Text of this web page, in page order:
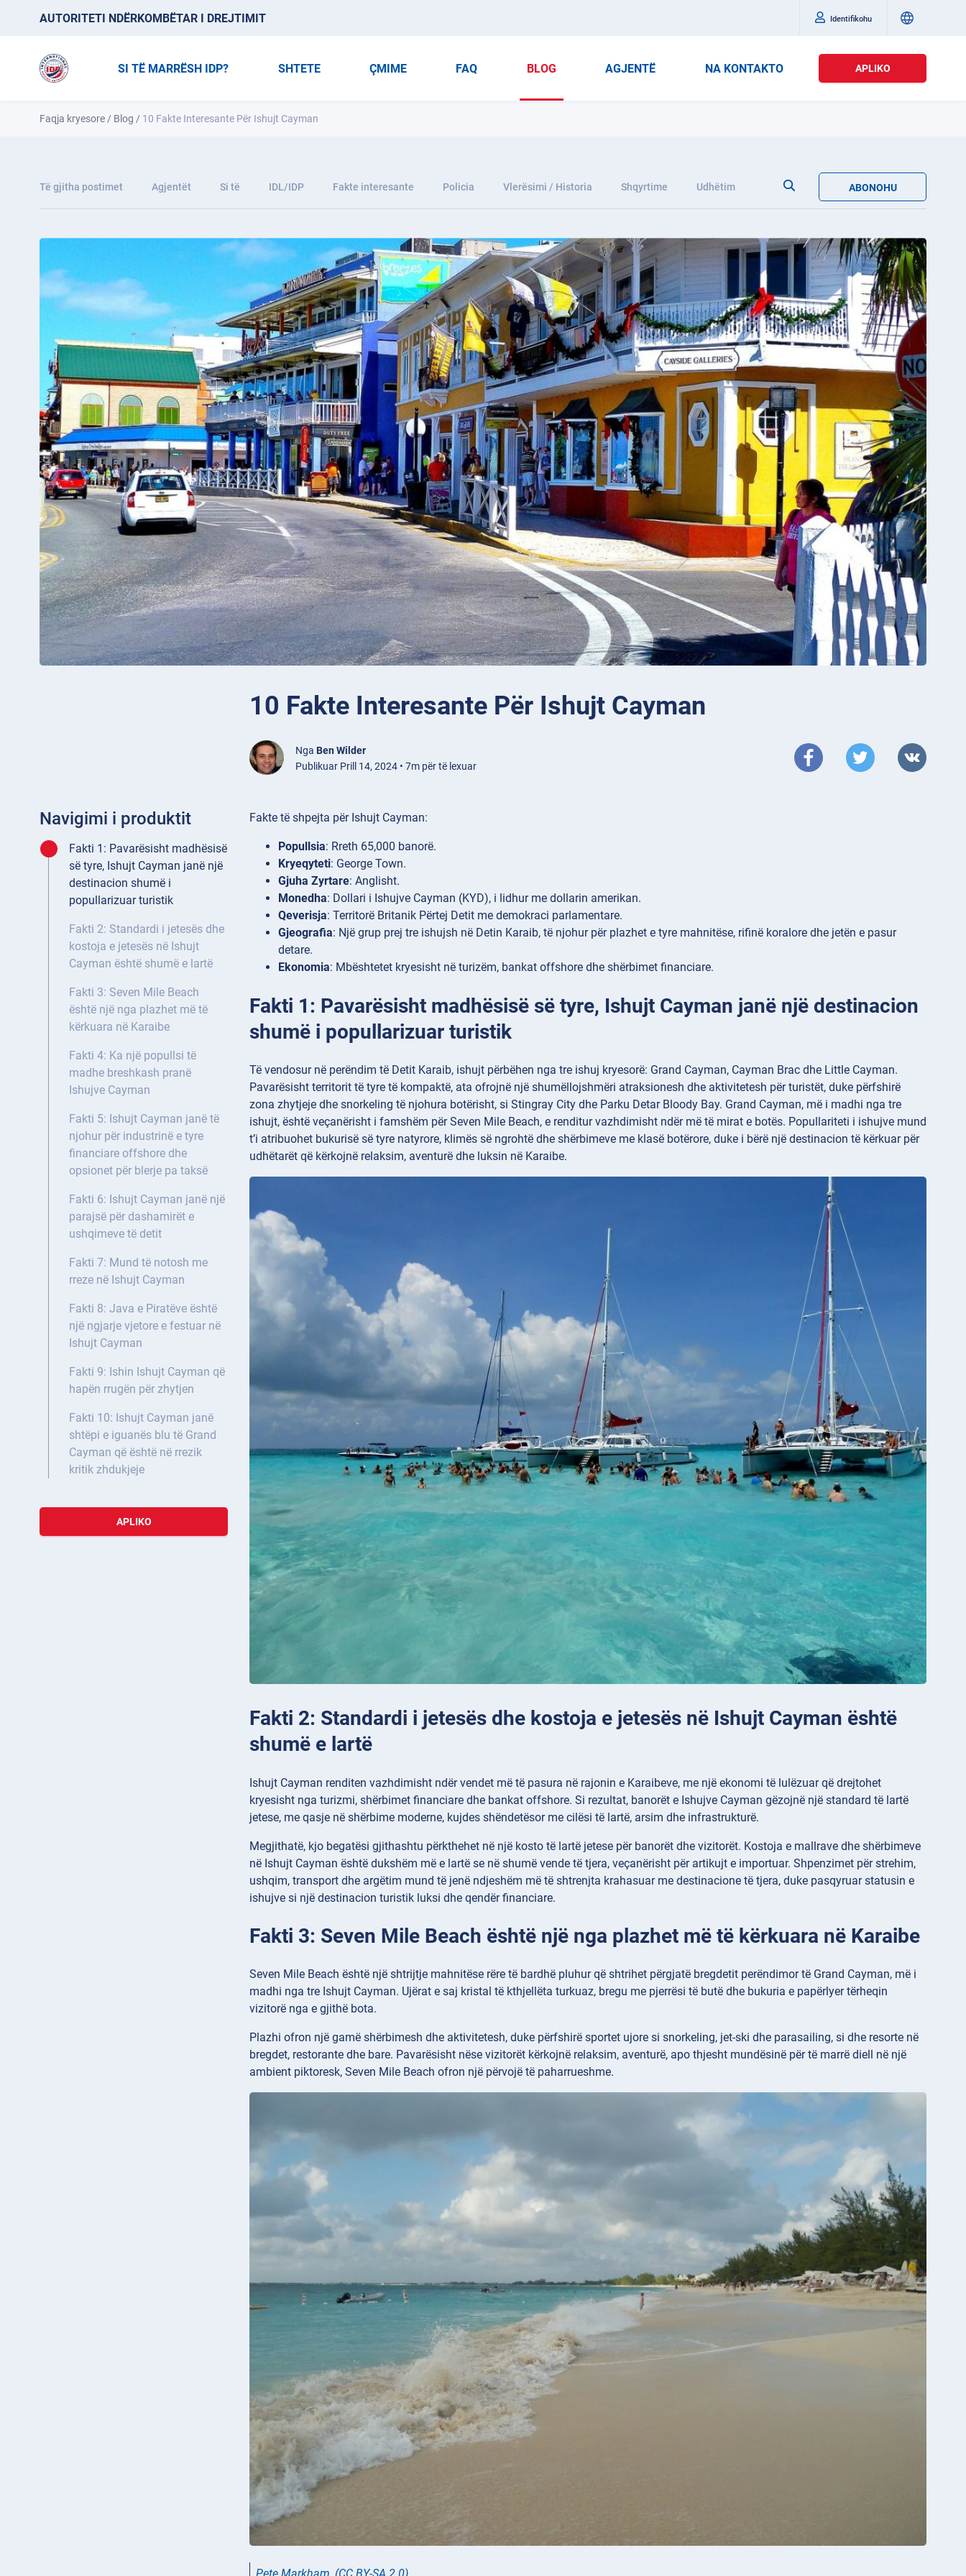
AUTORITETI NDËRKOMBËTAR I DREJTIMIT Identifikohu
SI TË MARRËSH IDP? SHTETE ÇMIME FAQ BLOG AGJENTË NA KONTAKTO APLIKO
Faqja kryesore / Blog / 10 Fakte Interesante Për Ishujt Cayman
Të gjitha postimet Agjentët Si të IDL/IDP Fakte interesante Policia Vlerësimi / Historia Shqyrtime Udhëtim ABONOHU
10 Fakte Interesante Për Ishujt Cayman
Nga Ben Wilder
Publikuar Prill 14, 2024 • 7m për të lexuar
Navigimi i produktit
Fakti 1: Pavarësisht madhësisë
së tyre, Ishujt Cayman janë një
destinacion shumë i
popullarizuar turistik
Fakti 2: Standardi i jetesës dhe
kostoja e jetesës në Ishujt
Cayman është shumë e lartë
Fakti 3: Seven Mile Beach
është një nga plazhet më të
kërkuara në Karaibe
Fakti 4: Ka një popullsi të
madhe breshkash pranë
Ishujve Cayman
Fakti 5: Ishujt Cayman janë të
njohur për industrinë e tyre
financiare offshore dhe
opsionet për blerje pa taksë
Fakti 6: Ishujt Cayman janë një
parajsë për dashamirët e
ushqimeve të detit
Fakti 7: Mund të notosh me
rreze në Ishujt Cayman
Fakti 8: Java e Piratëve është
një ngjarje vjetore e festuar në
Ishujt Cayman
Fakti 9: Ishin Ishujt Cayman që
hapën rrugën për zhytjen
Fakti 10: Ishujt Cayman janë
shtëpi e iguanës blu të Grand
Cayman që është në rrezik
kritik zhdukjeje
APLIKO
Fakte të shpejta për Ishujt Cayman:
Popullsia: Rreth 65,000 banorë.
Kryeqyteti: George Town.
Gjuha Zyrtare: Anglisht.
Monedha: Dollari i Ishujve Cayman (KYD), i lidhur me dollarin amerikan.
Qeverisja: Territorë Britanik Përtej Detit me demokraci parlamentare.
Gjeografia: Një grup prej tre ishujsh në Detin Karaib, të njohur për plazhet e tyre mahnitëse, rifinë koralore dhe jetën e pasur
detare.
Ekonomia: Mbështetet kryesisht në turizëm, bankat offshore dhe shërbimet financiare.
Fakti 1: Pavarësisht madhësisë së tyre, Ishujt Cayman janë një destinacion
shumë i popullarizuar turistik
Të vendosur në perëndim të Detit Karaib, ishujt përbëhen nga tre ishuj kryesorë: Grand Cayman, Cayman Brac dhe Little Cayman.
Pavarësisht territorit të tyre të kompaktë, ata ofrojnë një shumëllojshmëri atraksionesh dhe aktivitetesh për turistët, duke përfshirë
zona zhytjeje dhe snorkeling të njohura botërisht, si Stingray City dhe Parku Detar Bloody Bay. Grand Cayman, më i madhi nga tre
ishujt, është veçanërisht i famshëm për Seven Mile Beach, e renditur vazhdimisht ndër më të mirat e botës. Popullariteti i ishujve mund
t’i atribuohet bukurisë së tyre natyrore, klimës së ngrohtë dhe shërbimeve me klasë botërore, duke i bërë një destinacion të kërkuar për
udhëtarët që kërkojnë relaksim, aventurë dhe luksin në Karaibe.
Fakti 2: Standardi i jetesës dhe kostoja e jetesës në Ishujt Cayman është
shumë e lartë
Ishujt Cayman renditen vazhdimisht ndër vendet më të pasura në rajonin e Karaibeve, me një ekonomi të lulëzuar që drejtohet
kryesisht nga turizmi, shërbimet financiare dhe bankat offshore. Si rezultat, banorët e Ishujve Cayman gëzojnë një standard të lartë
jetese, me qasje në shërbime moderne, kujdes shëndetësor me cilësi të lartë, arsim dhe infrastrukturë.
Megjithatë, kjo begatësi gjithashtu përkthehet në një kosto të lartë jetese për banorët dhe vizitorët. Kostoja e mallrave dhe shërbimeve
në Ishujt Cayman është dukshëm më e lartë se në shumë vende të tjera, veçanërisht për artikujt e importuar. Shpenzimet për strehim,
ushqim, transport dhe argëtim mund të jenë ndjeshëm më të shtrenjta krahasuar me destinacione të tjera, duke pasqyruar statusin e
ishujve si një destinacion turistik luksi dhe qendër financiare.
Fakti 3: Seven Mile Beach është një nga plazhet më të kërkuara në Karaibe
Seven Mile Beach është një shtrijtje mahnitëse rëre të bardhë pluhur që shtrihet përgjatë bregdetit perëndimor të Grand Cayman, më i
madhi nga tre Ishujt Cayman. Ujërat e saj kristal të kthjellëta turkuaz, bregu me pjerrësi të butë dhe bukuria e papërlyer tërheqin
vizitorë nga e gjithë bota.
Plazhi ofron një gamë shërbimesh dhe aktivitetesh, duke përfshirë sportet ujore si snorkeling, jet-ski dhe parasailing, si dhe resorte në
bregdet, restorante dhe bare. Pavarësisht nëse vizitorët kërkojnë relaksim, aventurë, apo thjesht mundësinë për të marrë diell në një
ambient piktoresk, Seven Mile Beach ofron një përvojë të paharrueshme.